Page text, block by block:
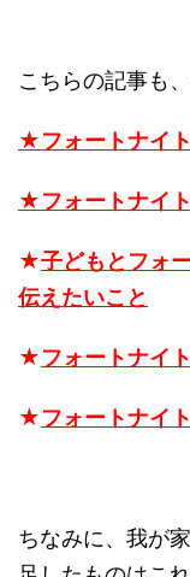
こちらの記事も
★フォートナイ
★フォートナイ
★子どもとフォ
伝えたいこと
★フォートナイ
★フォートナイ
ちなみに、我が